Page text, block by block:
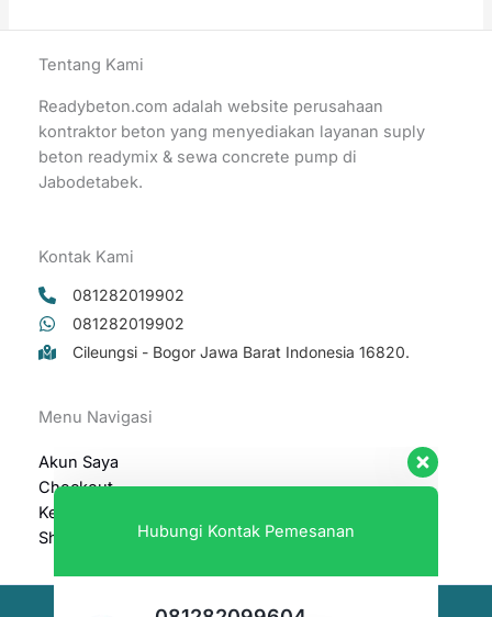
per
Meter
Tentang Kami
Readybeton.com adalah website perusahaan
kontraktor beton yang menyediakan layanan suply
beton readymix & sewa concrete pump di
Jabodetabek.
Kontak Kami
081282019902
081282019902
Cileungsi - Bogor Jawa Barat Indonesia 16820.
Menu Navigasi
Akun Saya
Checkout
Keranjang
Shop
Sales Marketing